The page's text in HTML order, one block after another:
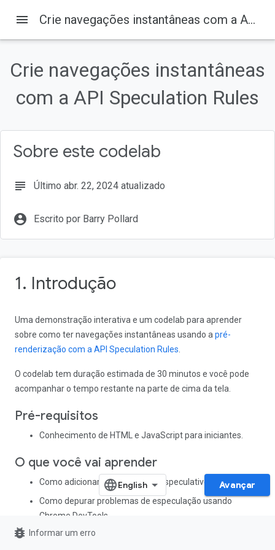
Nesta página
Pré-requisitos
Configurar o ambiente
menu Crie navegações instantâneas com a API Speculation Rules
Crie navegações instantâneas
com a API Speculation Rules
Sobre este codelab
subject Último abr. 22, 2024 atualizado
account_circle Escrito por Barry Pollard
1. Introdução
Uma demonstração interativa e um codelab para aprender
sobre como ter navegações instantâneas usando a pré-
renderização com a API Speculation Rules
O codelab tem duração estimada de 30 minutos e você pode
acompanhar o tempo restante na parte de cima da tela.
Pré-requisitos
Conhecimento de HTML e JavaScript para iniciantes.
O que você vai aprender
Como adicionar carregamento especulativo a um site.
Como depurar problemas de especulação usando
Chrome DevTools.
O que é necessário
Avançar
bug_report Informar um erro